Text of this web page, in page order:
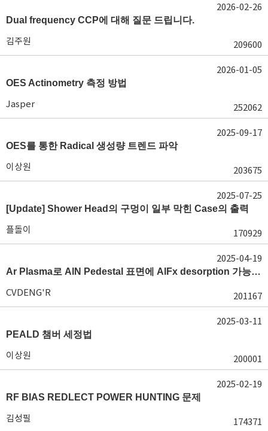
Dual frequency CCP에 대해 질문 드립니다.
김주원 209600
2026-02-26
OES Actinometry 측정 방법
Jasper 252062
2026-01-05
OES를 통한 Radical 생성량 트렌드 파악
이상원 203675
2025-09-17
[Update] Shower Head의 구멍이 일부 막힌 Case의 출력
플돌이 170929
2025-07-25
Ar Plasma로 AlN Pedestal 표면에 AlFx desorption 가능 여부가 궁금합니다.
CVDENG'R 201167
2025-04-19
PEALD 챔버 세정법
이상원 200001
2025-03-11
RF BIAS REDLECT POWER HUNTING 문제
김성필 174371
2025-02-19